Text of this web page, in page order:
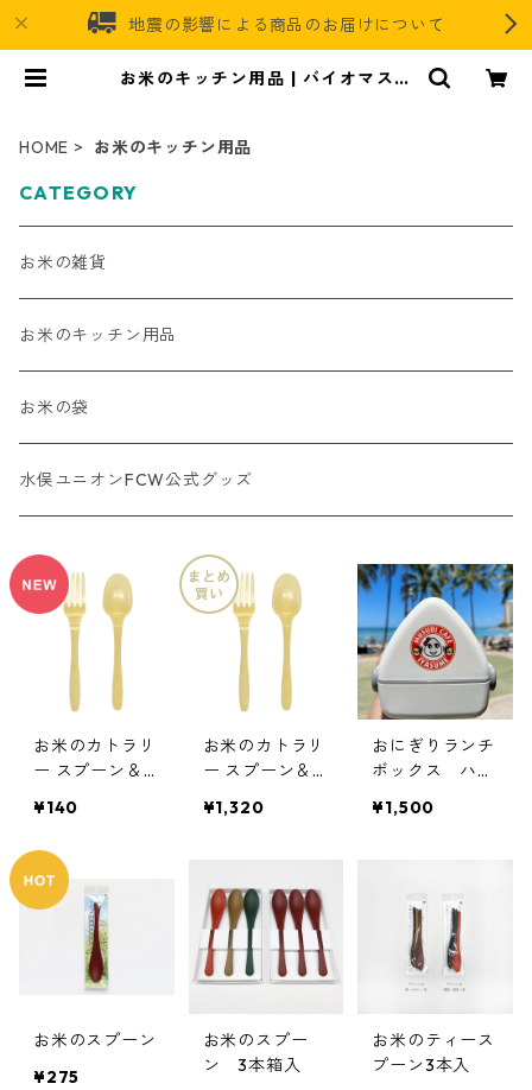
地震の影響による商品のお届けについて
お米のキッチン用品 | バイオマスレ
HOME お米のキッチン用品
CATEGORY
お米の雑貨
お米のキッチン用品
お米の袋
水俣ユニオンFCW公式グッズ
お米のカトラリ
ー スプーン＆
装）10本セット
¥140
お米のカトラリ
ー スプーン＆
装）100本
¥1,320
おにぎりランチ
ボックス ハワ
fe Iyasume（い
¥1,500
お米のスプーン
¥275
お米のスプー
ン 3本箱入
お米のティース
プーン3本入